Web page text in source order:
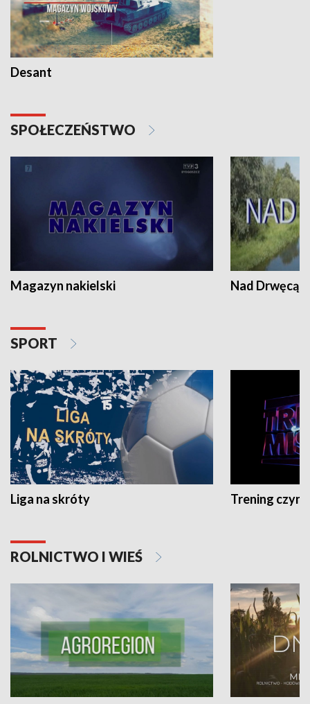
Desant
SPOŁECZEŃSTWO
Magazyn nakielski Nad Drwęcą
SPORT
Liga na skróty Trening czyni
ROLNICTWO I WIEŚ